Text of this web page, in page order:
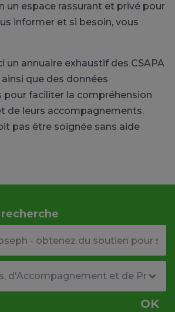
un espace rassurant et privé pour
informer et si besoin, vous
un annuaire exhaustif des CSAPA
que des données
pour faciliter la compréhension
de leurs accompagnements.
pas être soignée sans aide
OK